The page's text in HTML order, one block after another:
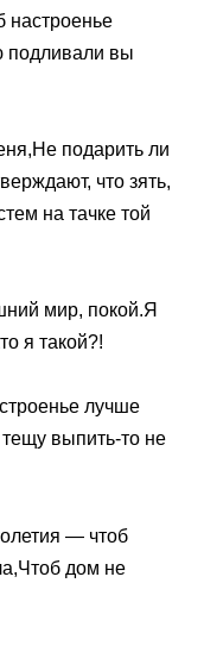
настроенье
подливали вы
подарить ли
что зять,
на тачке той
мир, покой.Я
я такой?!
лучше
выпить-то не
— чтоб
дом не